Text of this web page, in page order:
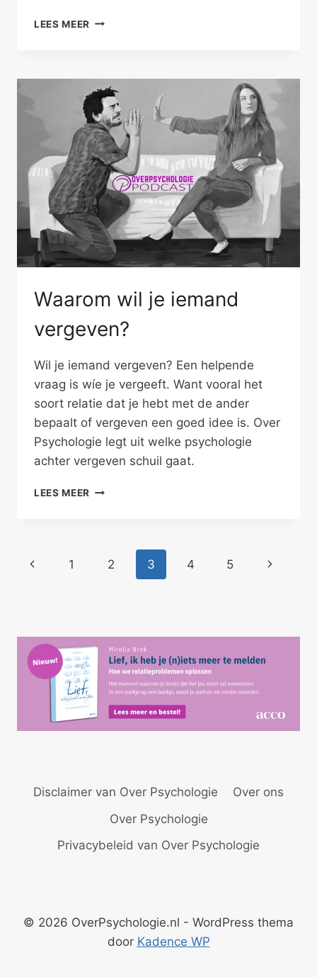
LEES MEER HOE
JE
KLEIN
LEED
Waarom wil je iemand
vergeven?
Wil je iemand vergeven? Een helpende
vraag is wíe je vergeeft. Want vooral het
soort relatie dat je hebt met de ander
bepaalt of vergeven een goed idee is. Over
Psychologie legt uit welke psychologie
achter vergeven schuil gaat.
LEES MEER WAAROM
VERGEVEN?
Paginanavigatie
Vorige
1 2 3 4 5
Volgende
Disclaimer van Over Psychologie
Over ons
Over Psychologie
Privacybeleid van Over Psychologie
© 2026 OverPsychologie.nl - WordPress thema
door Kadence WP